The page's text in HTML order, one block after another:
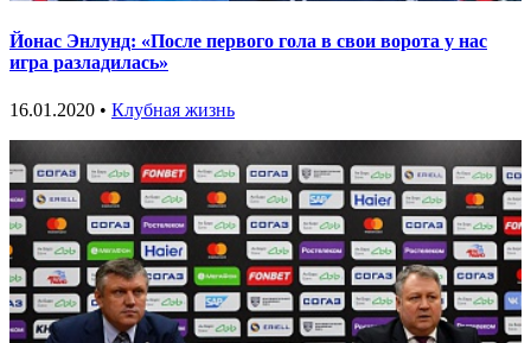
Йонас Энлунд: «После первого гола в свои ворота у нас
игра разладилась»
16.01.2020 • Клубная жизнь